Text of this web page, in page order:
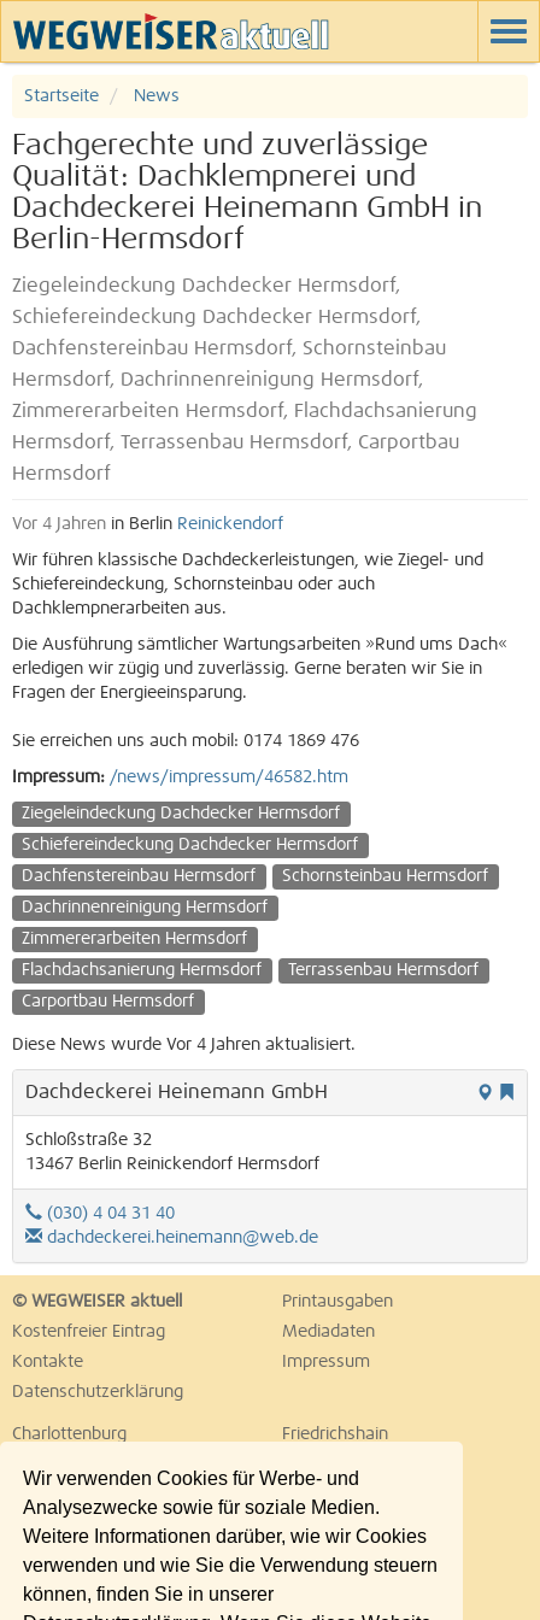
Wir verwenden Cookies für Werbe- und
Analysezwecke sowie für soziale Medien.
Weitere Informationen darüber, wie wir Cookies
verwenden und wie Sie die Verwendung steuern
können, finden Sie in unserer
Startseite News
Fachgerechte und zuverlässige
Qualität: Dachklempnerei und
Dachdeckerei Heinemann GmbH in
Berlin-Hermsdorf
Ziegeleindeckung Dachdecker Hermsdorf,
Schiefereindeckung Dachdecker Hermsdorf,
Dachfenstereinbau Hermsdorf, Schornsteinbau
Hermsdorf, Dachrinnenreinigung Hermsdorf,
Zimmererarbeiten Hermsdorf, Flachdachsanierung
Hermsdorf, Terrassenbau Hermsdorf, Carportbau
Hermsdorf
Vor 4 Jahren in Berlin Reinickendorf
Wir führen klassische Dachdeckerleistungen, wie Ziegel- und
Schiefereindeckung, Schornsteinbau oder auch
Dachklempnerarbeiten aus.
Die Ausführung sämtlicher Wartungsarbeiten »Rund ums Dach«
erledigen wir zügig und zuverlässig. Gerne beraten wir Sie in
Fragen der Energieeinsparung.
Sie erreichen uns auch mobil: 0174 1869 476
Impressum: /news/impressum/46582.htm
Ziegeleindeckung Dachdecker Hermsdorf
Schiefereindeckung Dachdecker Hermsdorf
Dachfenstereinbau Hermsdorf
Schornsteinbau Hermsdorf
Dachrinnenreinigung Hermsdorf
Zimmererarbeiten Hermsdorf
Flachdachsanierung Hermsdorf
Terrassenbau Hermsdorf
Carportbau Hermsdorf
Diese News wurde Vor 4 Jahren aktualisiert.
Dachdeckerei Heinemann GmbH
Schloßstraße 32
13467 Berlin Reinickendorf Hermsdorf
(030) 4 04 31 40
dachdeckerei.heinemann@web.de
© WEGWEISER aktuell
Printausgaben
Kostenfreier Eintrag
Mediadaten
Kontakte
Impressum
Datenschutzerklärung
Charlottenburg
Friedrichshain
Lichtenberg
Marzahn
Neukölln
Pankow
Reinickendorf
Schöneberg